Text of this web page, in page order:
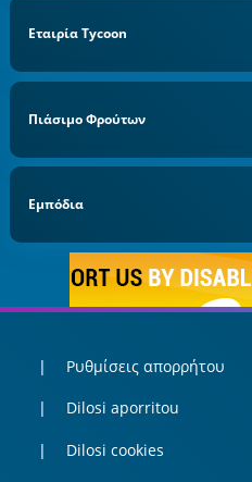
Εταιρία Tycoon
Πιάσιμο Φρούτων
Εμπόδια
Ρυθμίσεις απορρήτου
Dilosi aporritou
Dilosi cookies